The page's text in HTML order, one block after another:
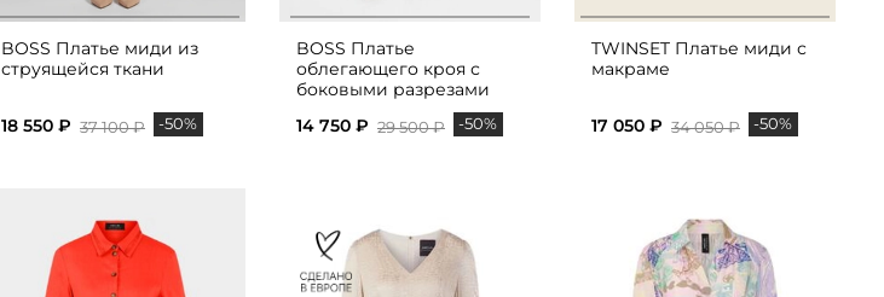
BOSS Платье миди из
струящейся ткани
18 550 ₽ 37 100 ₽ -50%
BOSS Платье
облегающего кроя с
боковыми разрезами
14 750 ₽ 29 500 ₽ -50%
TWINSET Платье миди с
макраме
17 050 ₽ 34 050 ₽ -50%